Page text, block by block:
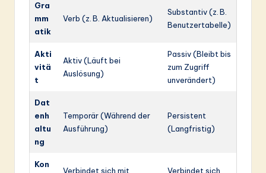
Gra
mm
atik
Verb (z. B. Aktualisieren)
Substantiv (z. B.
Benutzertabelle)
Akti
vitä
t
Aktiv (Läuft bei
Auslösung)
Passiv (Bleibt bis
zum Zugriff
unverändert)
Dat
enh
altu
ng
Temporär (Während der
Ausführung)
Persistent
(Langfristig)
Kon
Verbindet sich mit
Verbindet sich